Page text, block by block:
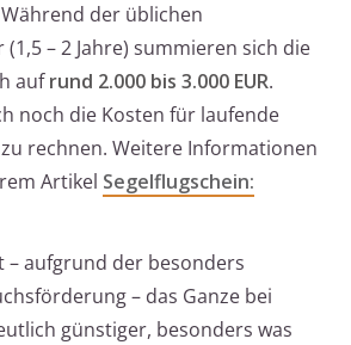
Während der üblichen
– 2 Jahre) summieren sich die
aufrund 2.000 bis 3.000 EUR.
noch die Kosten für laufende
rechnen. Weitere Informationen
Artikel Segelflugschein:
– aufgrund der besonders
– das Ganze bei
günstiger, besonders was